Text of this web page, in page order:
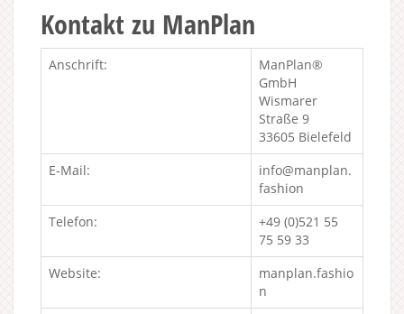
Kontakt zu ManPlan
Anschrift:
ManPlan®
GmbH
Wismarer
Straße 9
33605 Bielefeld
E-Mail:
info@manplan.
fashion
Telefon:
+49 (0)521 55
75 59 33
Website:
manplan.fashio
n